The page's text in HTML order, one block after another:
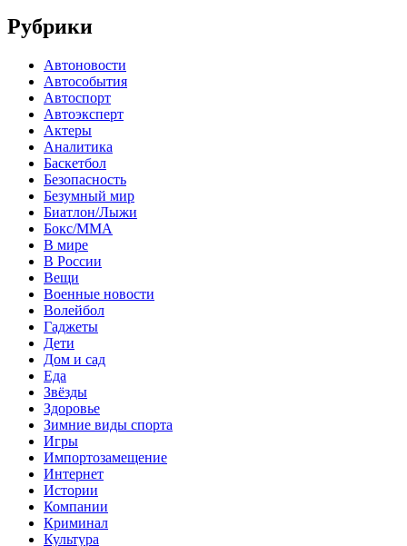
Рубрики
Автоновости
Автособытия
Автоспорт
Автоэксперт
Актеры
Аналитика
Баскетбол
Безопасность
Безумный мир
Биатлон/Лыжи
Бокс/MMA
В мире
В России
Вещи
Военные новости
Волейбол
Гаджеты
Дети
Дом и сад
Еда
Звёзды
Здоровье
Зимние виды спорта
Игры
Импортозамещение
Интернет
Истории
Компании
Криминал
Культура